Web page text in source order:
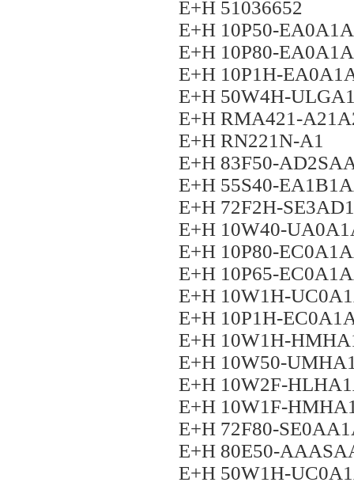
E+H 51036652
E+H 10P50-
E+H 10P80-
E+H 10P1H-
E+H 50W4H-
E+H RMA421-
E+H RN221N-A1
E+H 83F50-
E+H 55S40-
E+H 72F2H-
E+H 10W40-
E+H 10P80-
E+H 10P65-
E+H 10W1H-
E+H 10P1H-
E+H 10W1H-
E+H 10W50-
E+H 10W2F-
E+H 10W1F-
E+H 72F80-
E+H 80E50-
E+H 50W1H-